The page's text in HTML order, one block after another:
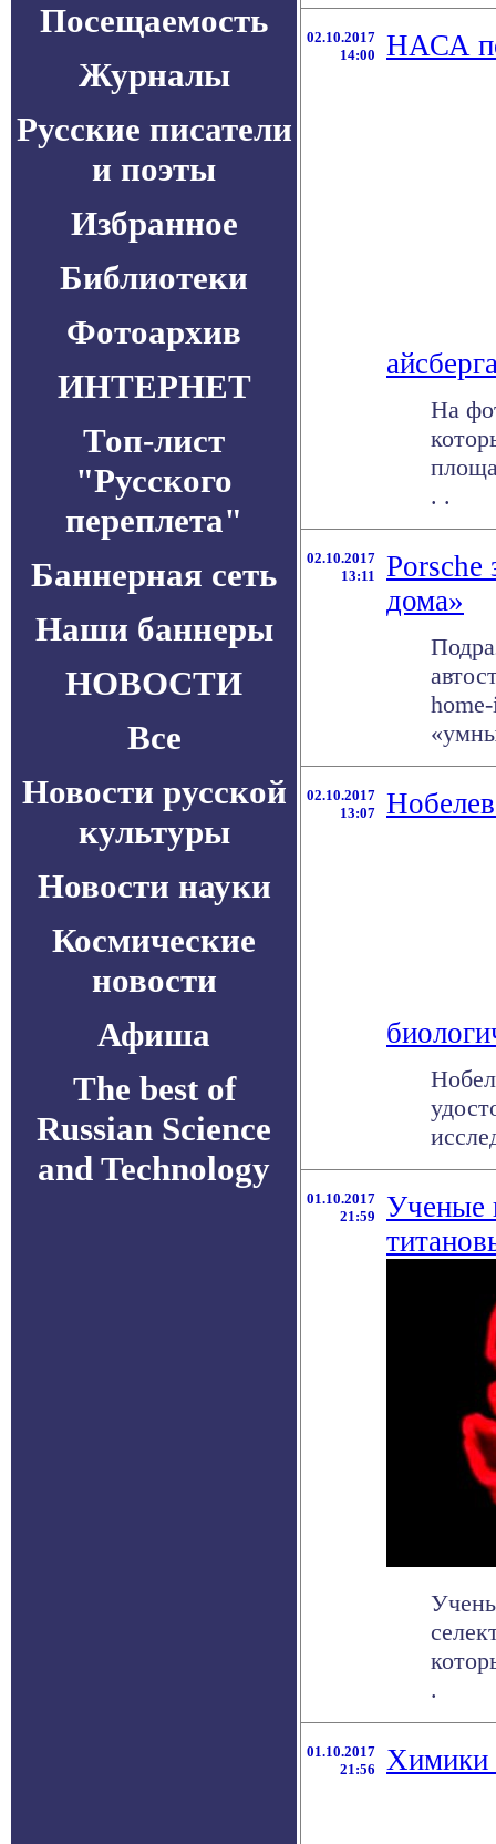
Посещаемость
Журналы
Русские писатели
и поэты
Избранное
Библиотеки
Фотоархив
ИНТЕРНЕТ
Топ-лист
"Русского
переплета"
Баннерная сеть
Наши баннеры
НОВОСТИ
Все
Новости русской
культуры
Новости науки
Космические
новости
Афиша
The best of
Russian Science
and Technology
02.10.2017
14:00
НАСА
На
. .
02.10.2017
13:11
Porsche
дома»
02.10.2017
13:07
01.10.2017
21:59
Ученые
.
01.10.2017
21:56
Химики